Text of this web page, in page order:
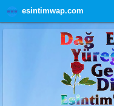
esintimwap.com